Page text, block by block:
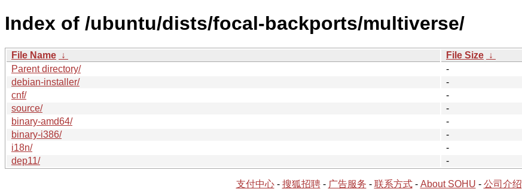
Index of /ubuntu/dists/focal-backports/multiverse/
File Name ↓ File Size ↓
Parent directory/
-
debian-installer/
-
cnf/
-
source/
-
binary-amd64/
-
binary-i386/
-
i18n/
-
dep11/
-
支付中心- 搜狐招聘- 广告服务 - 联系方式- About SOHU - 公司介绍